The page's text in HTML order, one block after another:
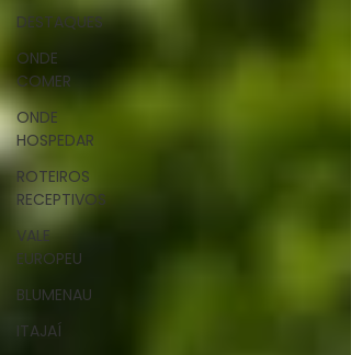
DESTAQUES
ONDE
COMER
ONDE
HOSPEDAR
ROTEIROS
RECEPTIVOS
VALE
EUROPEU
BLUMENAU
ITAJAÍ